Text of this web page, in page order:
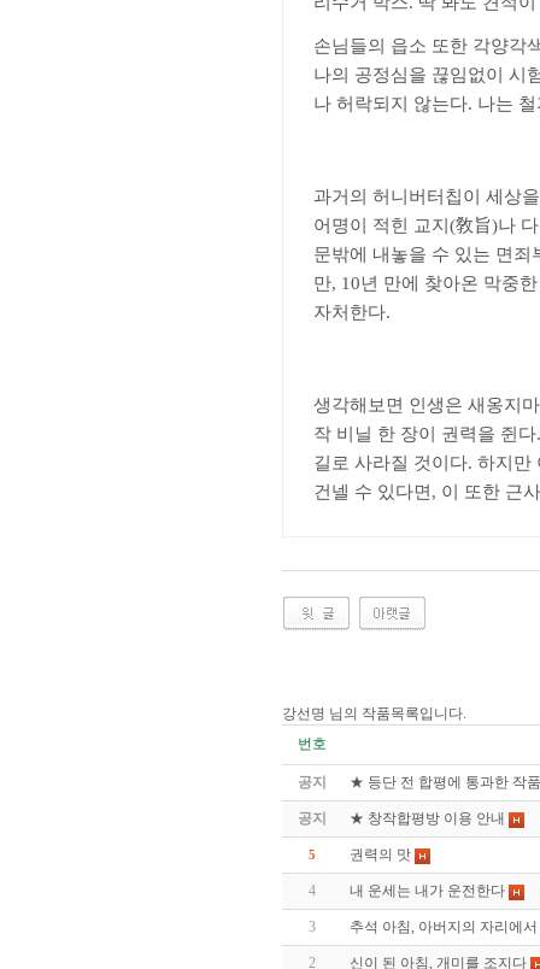
손님들의 읍소 또한 각양각
나의 공정심을 끊임없이 시
나 허락되지 않는다. 나는
과거의 허니버터칩이 세상
어명이 적힌 교지 (敎旨)나
문밖에 내놓을 수 있는 면죄
만, 10년 만에 찾아온 막중
자처한다.
생각해보면 인생은 새옹지
작 비닐 한 장이 권력을 쥔다
길로 사라질 것이다. 하지만
건넬 수 있다면 , 이 또한 근
강선명 님의 작품목록입니다.
번호
공지 ★ 등단 전 합평에 통과한 작
공지 ★ 창작합평방 이용 안내
5 권력의 맛
4 내 운세는 내가 운전한다
3 추석 아침, 아버지의 자리에서
2 신이 된 아침, 개미를 조지다